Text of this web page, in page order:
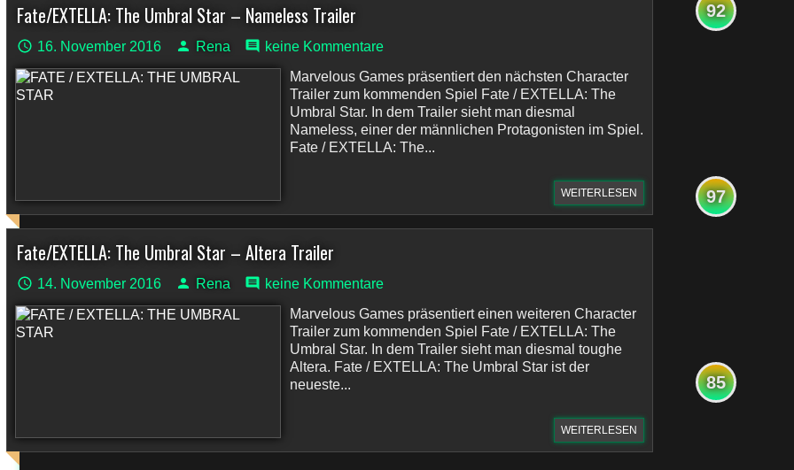
Fate/EXTELLA: The Umbral Star – Nameless Trailer
16. November 2016 Rena
keine Kommentare
Marvelous Games präsentiert den nächsten Character
Trailer zum kommenden Spiel Fate / EXTELLA: The
Umbral Star. In dem Trailer sieht man diesmal
Nameless, einer der männlichen Protagonisten im Spiel.
Fate / EXTELLA: The...
WEITERLESEN
Fate/EXTELLA: The Umbral Star – Altera Trailer
14. November 2016 Rena
keine Kommentare
Marvelous Games präsentiert einen weiteren Character
Trailer zum kommenden Spiel Fate / EXTELLA: The
Umbral Star. In dem Trailer sieht man diesmal toughe
Altera. Fate / EXTELLA: The Umbral Star ist der
neueste...
WEITERLESEN
92
97
85